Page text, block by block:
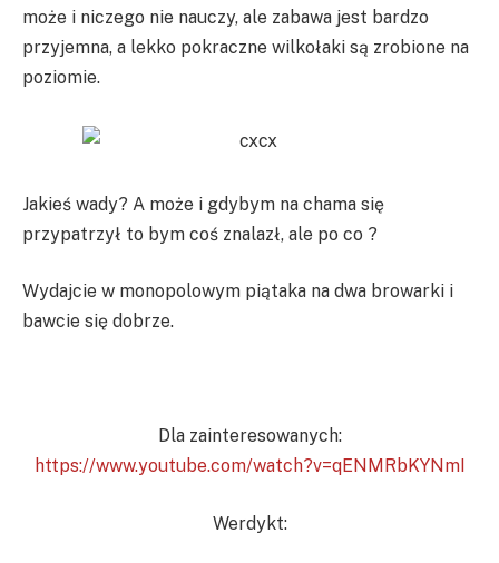
może i niczego nie nauczy, ale zabawa jest bardzo
przyjemna, a lekko pokraczne wilkołaki są zrobione na
poziomie.
Jakieś wady? A może i gdybym na chama się
przypatrzył to bym coś znalazł, ale po co ?
Wydajcie w monopolowym piątaka na dwa browarki i
bawcie się dobrze.
Dla zainteresowanych:
https://www.youtube.com/watch?v=qENMRbKYNmI
Werdykt: